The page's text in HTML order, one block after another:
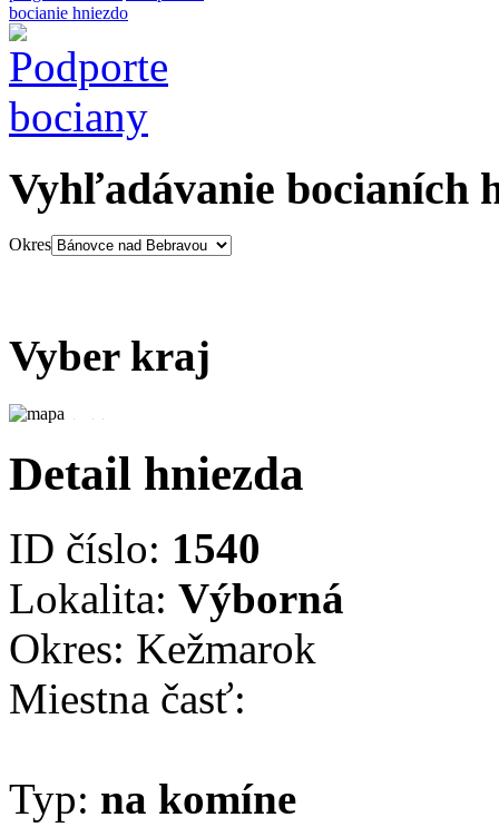
bocianie hniezdo
Vyhľadávanie bocianích
Okres
Vyber kraj
Detail hniezda
ID číslo: 1540
Lokalita: Výborná
Okres: Kežmarok
Miestna časť:
Typ: na komíne